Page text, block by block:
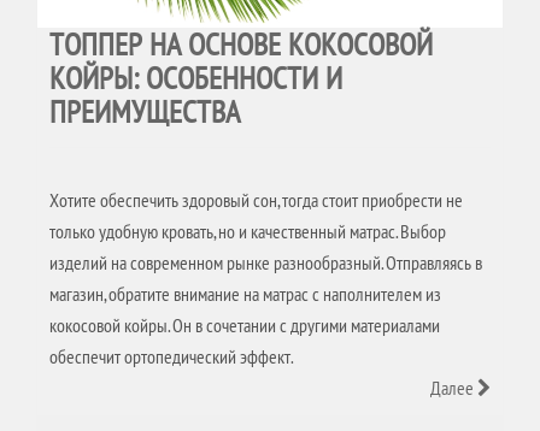
ТОППЕР НА ОСНОВЕ КОКОСОВОЙ
КОЙРЫ: ОСОБЕННОСТИ И
ПРЕИМУЩЕСТВА
Хотите обеспечить здоровый сон, тогда стоит приобрести не
только удобную кровать, но и качественный матрас. Выбор
изделий на современном рынке разнообразный. Отправляясь в
магазин, обратите внимание на матрас с наполнителем из
кокосовой койры. Он в сочетании с другими материалами
обеспечит ортопедический эффект.
Далее